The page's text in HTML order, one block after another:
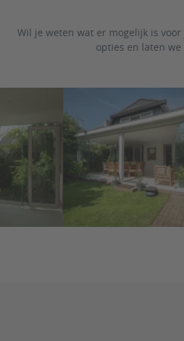
Wil je weten wat er mogelijk is
opties en laten